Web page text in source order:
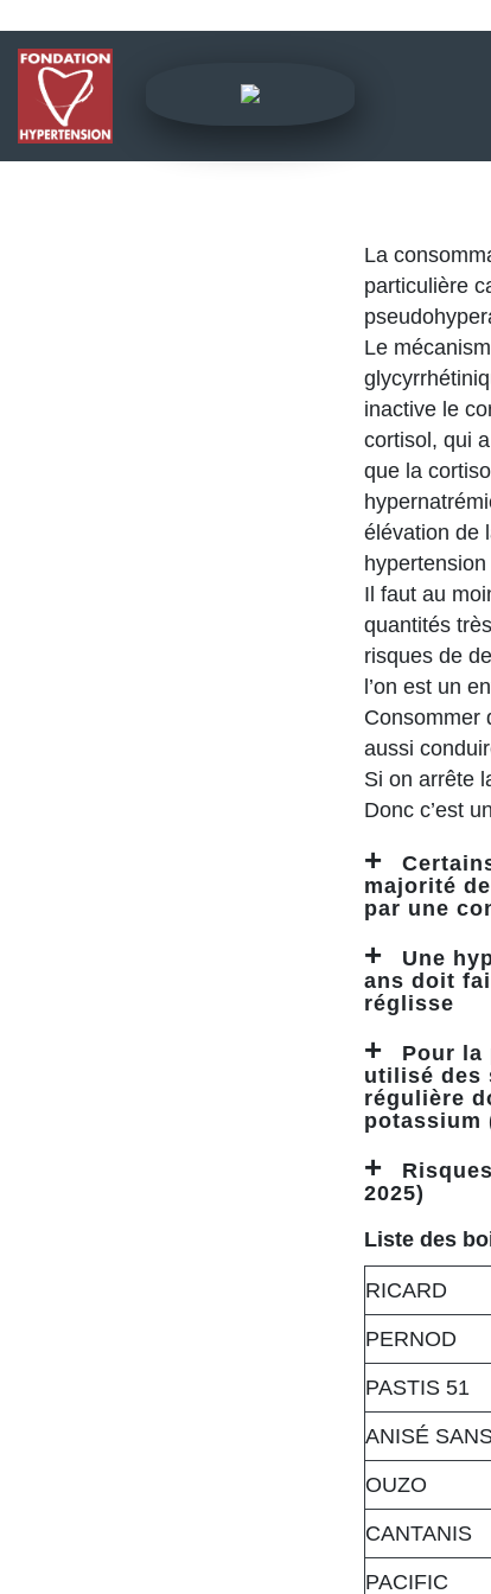
La
particulière
Le
inactive le
cortisol, qui
que la
élévation de
Il faut au
quantités
risques de
l’on est un
Consommer
aussi
Si on arrête
Donc c’est
majorité
par une
Une
ans doit
réglisse
Pour la
utilisé des
régulière
potassium
2025)
Liste des
RICARD
PERNOD
PASTIS 51
ANISÉ
OUZO
CANTANIS
PACIFIC